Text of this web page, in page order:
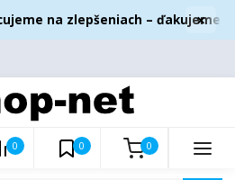
na zlepšeniach – ďakujeme
×
0 0 0